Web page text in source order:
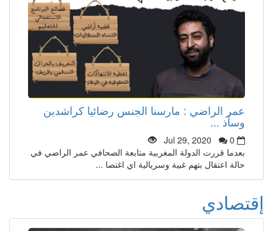
عمر الراضي : مارسنا الجنس رضائيا كراشدين
وسأذ ...
Jul 29, 2020
0
بعدما قررت الدولة المغربية متابعة الصحافي عمر الراضي في
حالة اعتقال بتهم غبية وسريالية اي اغتصا ...
إقتصادي